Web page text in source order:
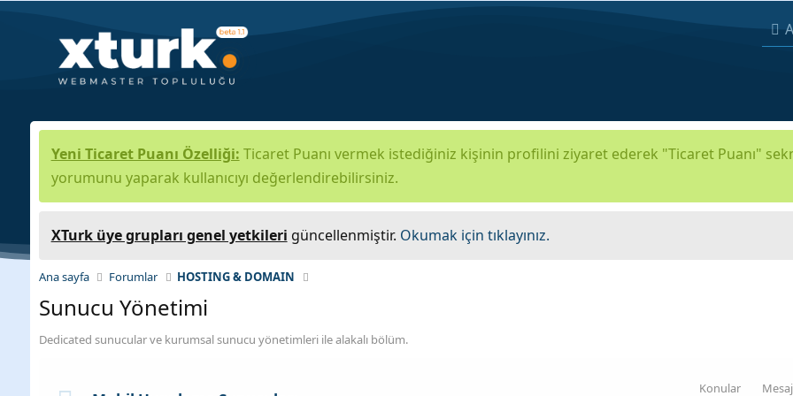
Yeni Ticaret Puanı Özelliği: Ticaret Puanı vermek istediğiniz kişinin profilini ziyaret ederek "Ticaret Puanı"
yorumunu yaparak kullanıcıyı değerlendirebilirsiniz.
XTurk üye grupları genel yetkileri güncellenmiştir. Okumak için tıklayınız.
Ana sayfa Forumlar HOSTING & DOMAIN
Sunucu Yönetimi
Dedicated sunucular ve kurumsal sunucu yönetimleri ile alakalı bölüm.
Konular